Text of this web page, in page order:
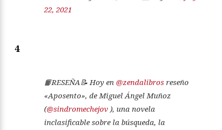
22, 2021
4
📙RESEÑA📝 Hoy en @zendalibros reseño
«Aposento», de Miguel Ángel Muñoz
(@sindromechejov ), una novela
inclasificable sobre la búsqueda, la